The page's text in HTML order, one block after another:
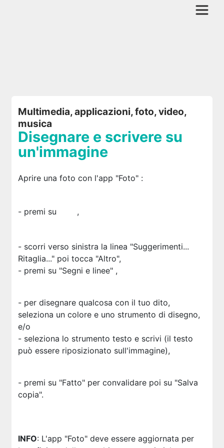
Multimedia, applicazioni, foto, video,
musica
Disegnare e scrivere su
un'immagine
Aprire una foto con l'app "Foto" :
- premi su ,
- scorri verso sinistra la linea "Suggerimenti...
Ritaglia..." poi tocca "Altro",
- premi su "Segni e linee" ,
- per disegnare qualcosa con il tuo dito,
seleziona un colore e uno strumento di disegno,
e/o
- seleziona lo strumento testo e scrivi (il testo
può essere riposizionato sull'immagine),
- premi su "Fatto" per convalidare poi su "Salva
copia".
INFO: L'app "Foto" deve essere aggiornata per